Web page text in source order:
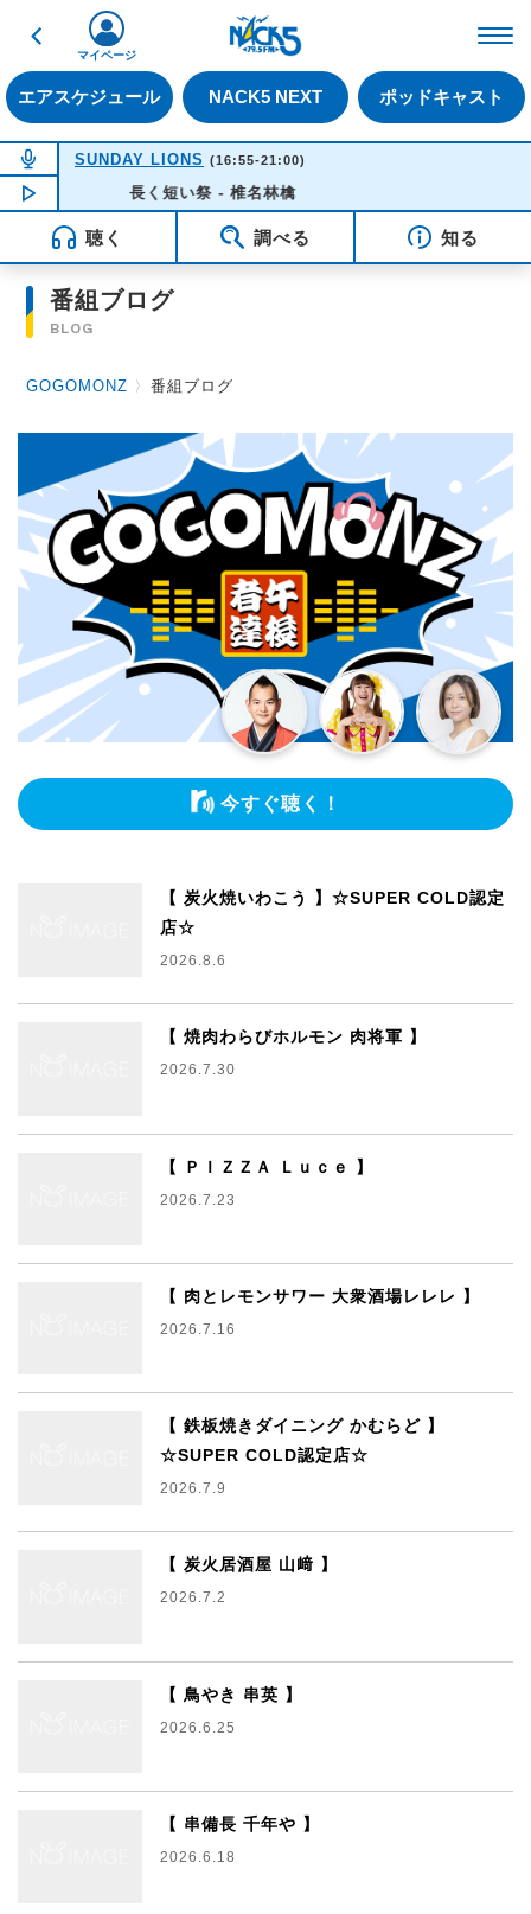
戻る
エアスケジュール NACK5 NEXT ポッドキャスト
マイページ
NOW ON AIR
SUNDAY LIONS (16:55-21:00)
NOW PLAYING16:35
長く短い祭 - 椎名林檎
聴く 調べる 知る
番組ブログ
BLOG
GOGOMONZ 〉番組ブログ
今すぐ聴く！
【 炭火焼いわこう 】☆SUPER COLD認定
店☆
2026.8.6
【 焼肉わらびホルモン 肉将軍 】
2026.7.30
【 ＰＩＺＺＡ Ｌｕｃｅ 】
2026.7.23
【 肉とレモンサワー 大衆酒場レレレ 】
2026.7.16
【 鉄板焼きダイニング かむらど 】
☆SUPER COLD認定店☆
2026.7.9
【 炭火居酒屋 山﨑 】
2026.7.2
【 鳥やき 串英 】
2026.6.25
【 串備長 千年や 】
2026.6.18